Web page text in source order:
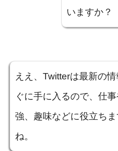
いますか？
ええ、Twitterは最新の
ぐに手に入るので、仕
強、趣味などに役立ちま
ね。